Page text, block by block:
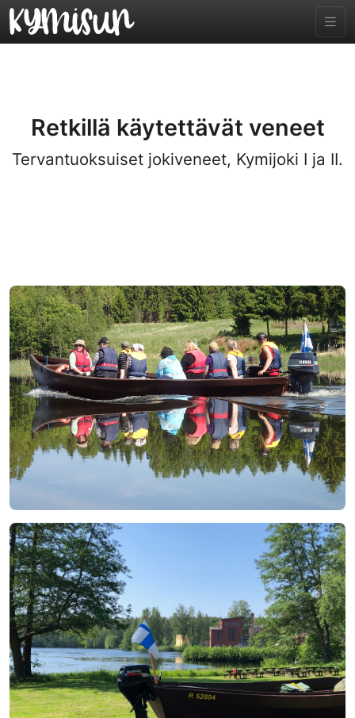
Retkillä käytettävät veneet
Tervantuoksuiset jokiveneet, Kymijoki I ja II.